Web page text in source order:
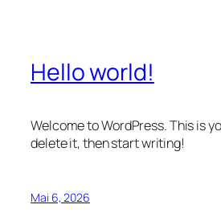
Hello world!
Welcome to WordPress. This is
delete it, then start writing!
Mai 6, 2026